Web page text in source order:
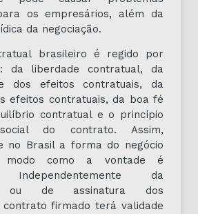
os empresários, além da
da negociação.
brasileiro é regido por
da liberdade contratual, da
dos efeitos contratuais, da
efeitos contratuais, da boa fé
contratual e o princípio
do contrato. Assim,
no Brasil a forma do negócio
como a vontade é
Independentemente da
ou de assinatura dos
contrato firmado terá validade